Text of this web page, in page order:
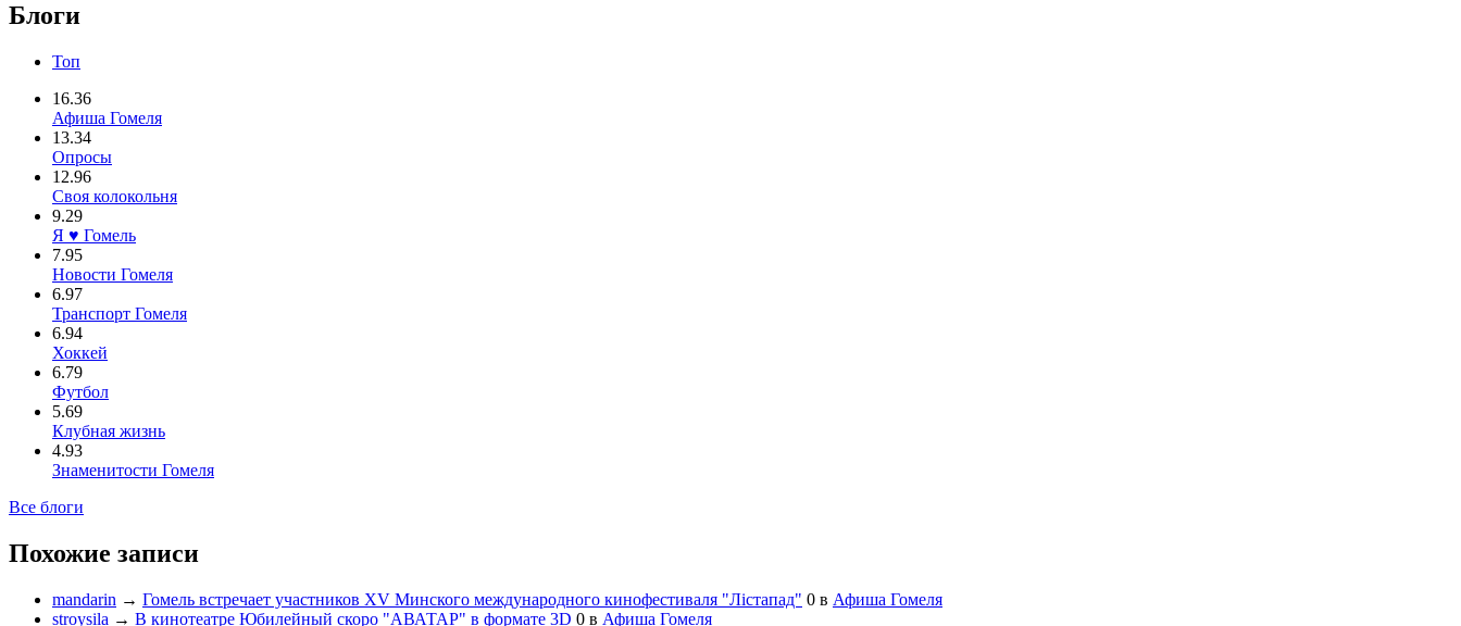
Блоги
Топ
16.36
Афиша Гомеля
13.34
Опросы
12.96
Своя колокольня
9.29
Я ♥ Гомель
7.95
Новости Гомеля
6.97
Транспорт Гомеля
6.94
Хоккей
6.79
Футбол
5.69
Клубная жизнь
4.93
Знаменитости Гомеля
Все блоги
Похожие записи
mandarin → Гомель встречает участников XV Минского международного кинофестиваля "Лiстапад" 0 в Афиша Гомеля
stroysila → В кинотеатре Юбилейный скоро "АВАТАР" в формате 3D 0 в Афиша Гомеля